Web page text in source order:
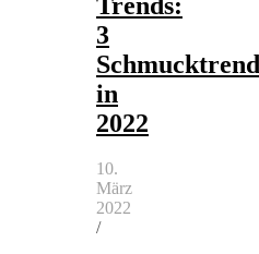
3
in
2022
10.
März
2022
/